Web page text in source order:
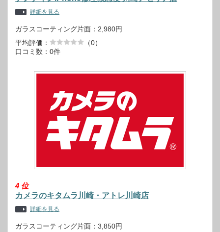
詳細を見る
ガラスコーティング片面：2,980円
平均評価：
（0）
口コミ数：0件
4 位
カメラのキタムラ川崎・アトレ川崎店
詳細を見る
ガラスコーティング片面：3,850円